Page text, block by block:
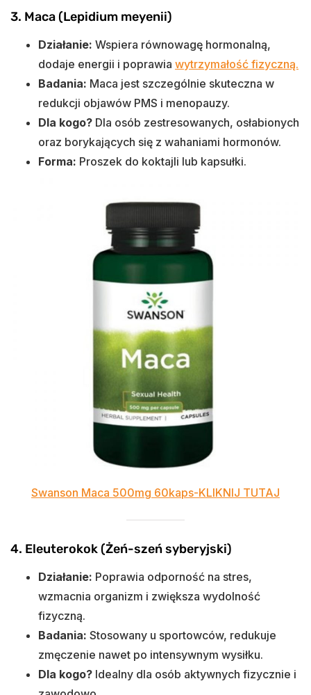
3. Maca (Lepidium meyenii)
Działanie: Wspiera równowagę hormonalną,
dodaje energii i poprawia wytrzymałość fizyczną.
Badania: Maca jest szczególnie skuteczna w
redukcji objawów PMS i menopauzy.
Dla kogo? Dla osób zestresowanych, osłabionych
oraz borykających się z wahaniami hormonów.
Forma: Proszek do koktajli lub kapsułki.
Swanson Maca 500mg 60kaps-KLIKNIJ TUTAJ
4. Eleuterokok (Żeń-szeń syberyjski)
Działanie: Poprawia odporność na stres,
wzmacnia organizm i zwiększa wydolność
fizyczną.
Badania: Stosowany u sportowców, redukuje
zmęczenie nawet po intensywnym wysiłku.
Dla kogo? Idealny dla osób aktywnych fizycznie i